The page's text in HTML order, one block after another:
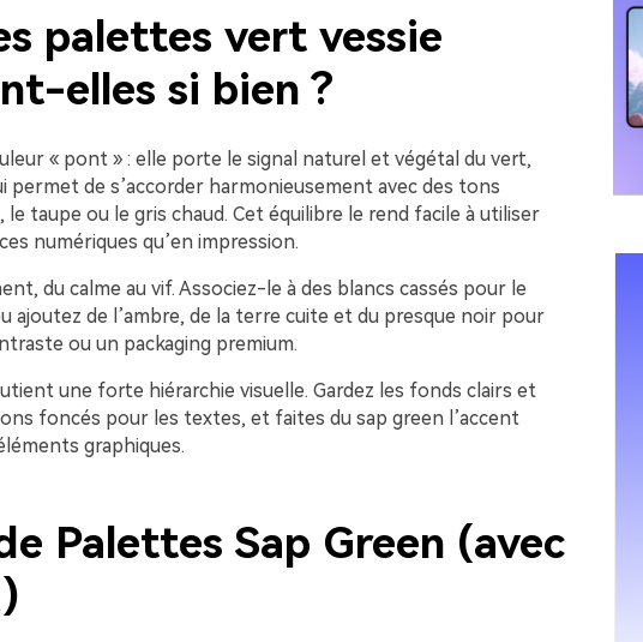
palettes vert vessie
elles si bien ?
« pont » : elle porte le signal naturel et végétal du vert,
permet de s’accorder harmonieusement avec des tons
taupe ou le gris chaud. Cet équilibre le rend facile à utiliser
numériques qu’en impression.
du calme au vif. Associez-le à des blancs cassés pour le
ajoutez de l’ambre, de la terre cuite et du presque noir pour
ou un packaging premium.
une forte hiérarchie visuelle. Gardez les fonds clairs et
foncés pour les textes, et faites du sap green l’accent
graphiques.
Palettes Sap Green (avec